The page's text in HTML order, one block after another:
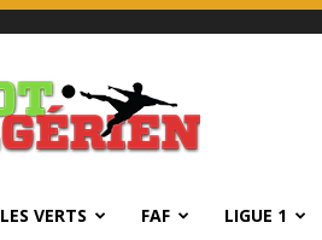
FOOTALGERIEN
LES VERTS FAF LIGUE 1